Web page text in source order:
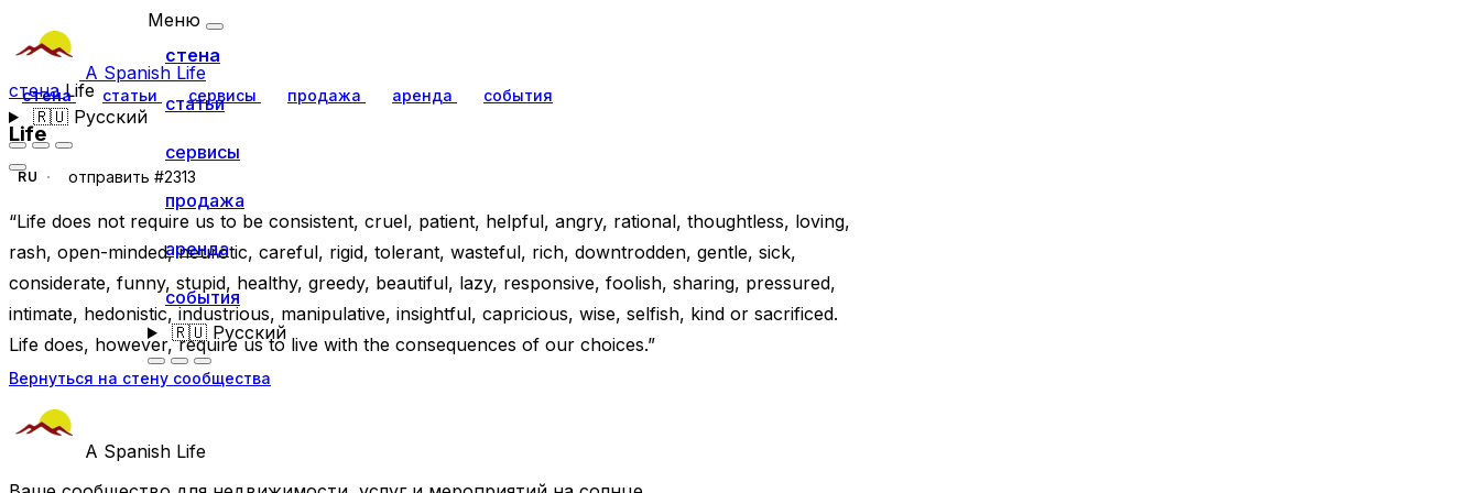
A Spanish Life
стена статьи сервисы продажа аренда события
🇷🇺Русский
Меню
стена
статьи
сервисы
продажа
аренда
события
🇷🇺Русский
стенаLife
Life
RU отправить #2313
“Life does not require us to be consistent, cruel, patient, helpful, angry, rational, thoughtless, loving,
rash, open-minded, neurotic, careful, rigid, tolerant, wasteful, rich, downtrodden, gentle, sick,
considerate, funny, stupid, healthy, greedy, beautiful, lazy, responsive, foolish, sharing, pressured,
intimate, hedonistic, industrious, manipulative, insightful, capricious, wise, selfish, kind or sacrificed.
Life does, however, require us to live with the consequences of our choices.”
Вернуться на стену сообщества
A Spanish Life